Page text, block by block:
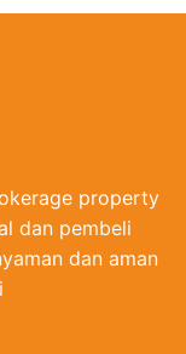
property
dan pembeli
dan aman